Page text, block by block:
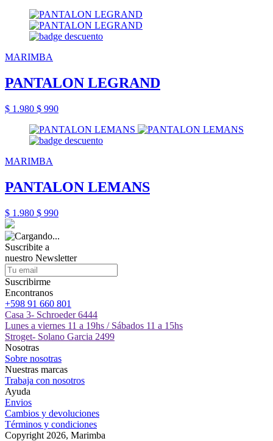
MARIMBA
PANTALON LEGRAND
$ 1.980 $ 990
MARIMBA
PANTALON LEMANS
$ 1.980 $ 990
Suscribite a
nuestro Newsletter
Suscribirme
Encontranos
+598 91 660 801
Casa 3- Schroeder 6444
Lunes a viernes 11 a 19hs / Sábados 11 a 15hs
Stroget- Solano Garcia 2499
Nosotras
Sobre nosotras
Nuestras marcas
Trabaja con nosotros
Ayuda
Envios
Cambios y devoluciones
Términos y condiciones
Copyright 2026, Marimba